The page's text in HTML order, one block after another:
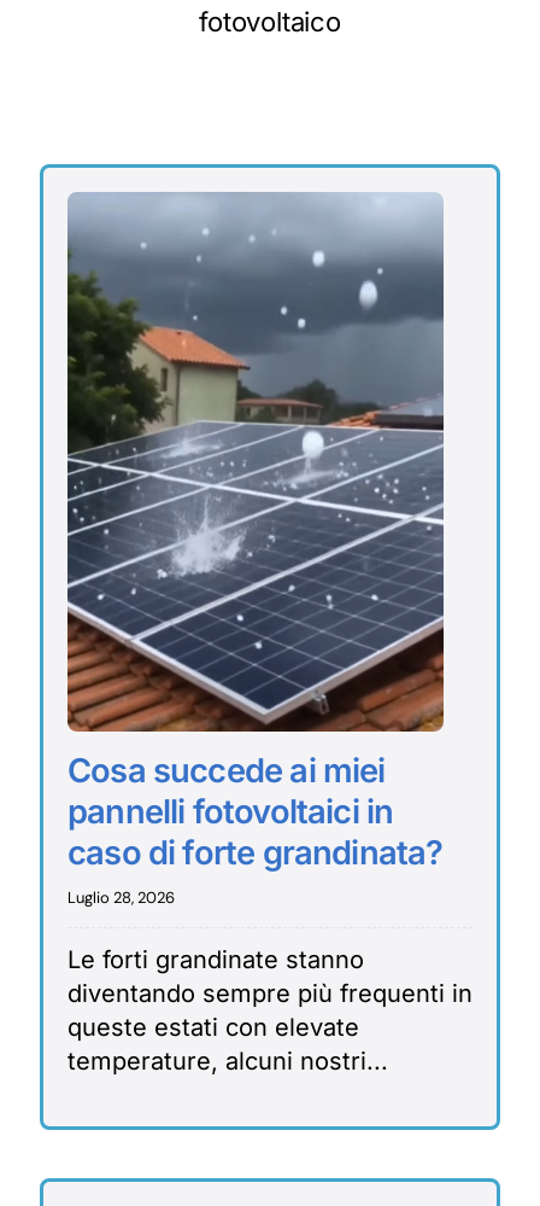
fotovoltaico
Cosa succede ai miei
pannelli fotovoltaici in
caso di forte grandinata?
Luglio 28, 2026
Le forti grandinate stanno
diventando sempre più frequenti in
queste estati con elevate
temperature, alcuni nostri...